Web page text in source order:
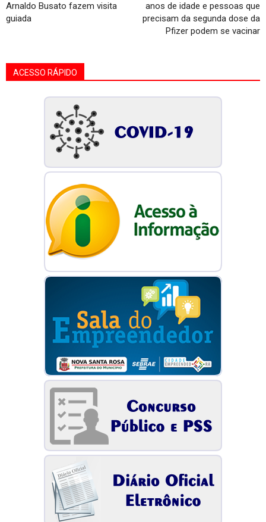
Arnaldo Busato fazem visita
guiada
anos de idade e pessoas que
precisam da segunda dose da
Pfizer podem se vacinar
ACESSO RÁPIDO